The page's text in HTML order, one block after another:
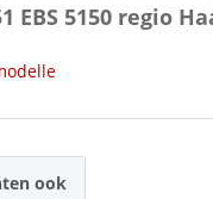
5150 regio
ook